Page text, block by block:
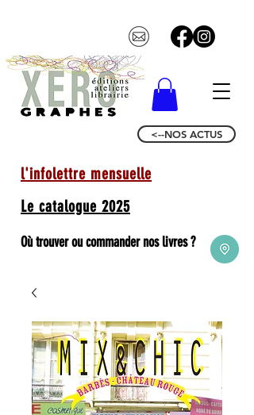
l'infolettre mensuelle
Le catalogue 2025
Où trouver ou commander nos livres ?
<--NOS ACTUS